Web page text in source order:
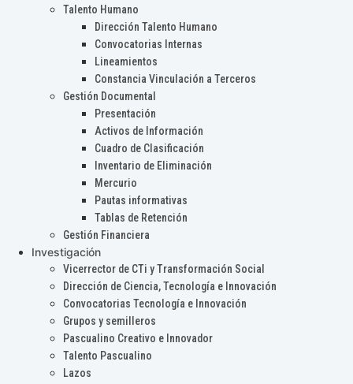
Talento Humano
Dirección Talento Humano
Convocatorias Internas
Lineamientos
Constancia Vinculación a Terceros
Gestión Documental
Presentación
Activos de Información
Cuadro de Clasificación
Inventario de Eliminación
Mercurio
Pautas informativas
Tablas de Retención
Gestión Financiera
Investigación
Vicerrector de CTi y Transformación Social
Dirección de Ciencia, Tecnología e Innovación
Convocatorias Tecnología e Innovación
Grupos y semilleros
Pascualino Creativo e Innovador
Talento Pascualino
Lazos